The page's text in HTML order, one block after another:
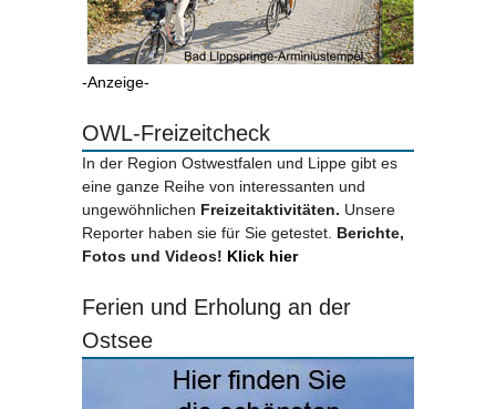
-Anzeige-
OWL-Freizeitcheck
In der Region Ostwestfalen und Lippe gibt es
eine ganze Reihe von interessanten und
ungewöhnlichen Freizeitaktivitäten. Unsere
Reporter haben sie für Sie getestet. Berichte,
Fotos und Videos! Klick hier
Ferien und Erholung an der
Ostsee